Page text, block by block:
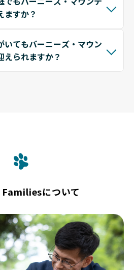
ますか？
いてもバーニーズ・マウン
えられますか？
について